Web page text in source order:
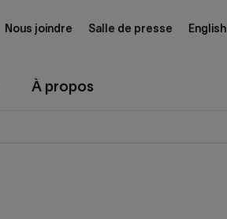
À propos
Nous joindre Salle de presse English